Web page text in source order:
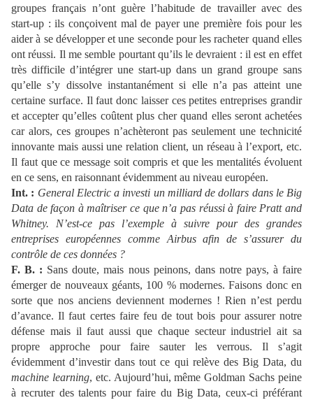
groupes français n’ont guère l’habitude de travailler avec des
start-up : ils conçoivent mal de payer une première fois pour les
aider à se développer et une seconde pour les racheter quand elles
ont réussi. Il me semble pourtant qu’ils le devraient : il est en effet
très difficile d’intégrer une start-up dans un grand groupe sans
qu’elle s’y dissolve instantanément si elle n’a pas atteint une
certaine surface. Il faut donc laisser ces petites entreprises grandir
et accepter qu’elles coûtent plus cher quand elles seront achetées
car alors, ces groupes n’achèteront pas seulement une technicité
innovante mais aussi une relation client, un réseau à l’export, etc.
Il faut que ce message soit compris et que les mentalités évoluent
en ce sens, en raisonnant évidemment au niveau européen.
Int. : General Electric a investi un milliard de dollars dans le Big
Data de façon à maîtriser ce que n’a pas réussi à faire Pratt and
Whitney. N’est-ce pas l’exemple à suivre pour des grandes
entreprises européennes comme Airbus afin de s’assurer du
contrôle de ces données ?
F. B. : Sans doute, mais nous peinons, dans notre pays, à faire
émerger de nouveaux géants, 100 % modernes. Faisons donc en
sorte que nos anciens deviennent modernes ! Rien n’est perdu
d’avance. Il faut certes faire feu de tout bois pour assurer notre
défense mais il faut aussi que chaque secteur industriel ait sa
propre approche pour faire sauter les verrous. Il s’agit
évidemment d’investir dans tout ce qui relève des Big Data, du
machine learning, etc. Aujourd’hui, même Goldman Sachs peine
à recruter des talents pour faire du Big Data, ceux-ci préférant